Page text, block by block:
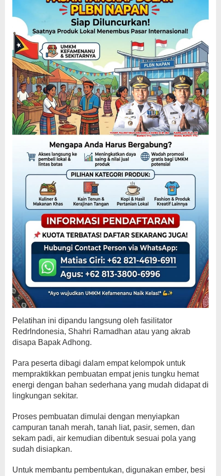
Pelatihan ini dipandu langsung oleh fasilitator
RedrIndonesia, Shahri Ramadhan atau yang akrab
disapa Bapak Adhong.
Para peserta dibagi dalam empat kelompok untuk
mempraktikkan pembuatan empat jenis tungku hemat
energi dengan bahan sederhana yang mudah didapat di
lingkungan sekitar.
Proses pembuatan dimulai dengan menyiapkan
campuran tanah merah, tanah liat, pasir, semen, dan
sekam padi, air kemudian dibentuk sesuai pola yang
sudah disiapkan.
Untuk membantu pembentukan, digunakan ember, besi